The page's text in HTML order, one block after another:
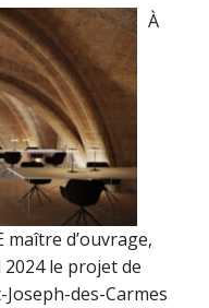
À
maître d’ouvrage,
2024 le projet de
des-Carmes